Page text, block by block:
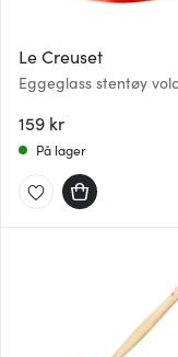
Le Creuset
Eggeglass stentøy
159 kr
På lager